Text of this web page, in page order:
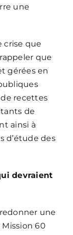
une
crise que
que
gérées en
de recettes
de
ainsi à
d’étude des
devraient
une
60